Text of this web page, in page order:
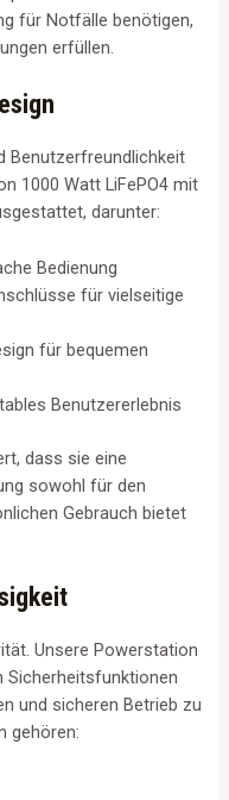
für Notfälle benötigen,
erfüllen.
Benutzerfreundlichkeit
1000 Watt LiFePO4 mit
darunter:
Bedienung
für vielseitige
für bequemen
Benutzererlebnis
dass sie eine
sowohl für den
Gebrauch bietet
Unsere Powerstation
Sicherheitsfunktionen
und sicheren Betrieb zu
gehören: